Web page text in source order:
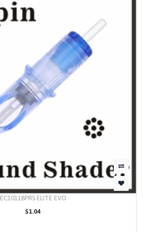
EC1011BPRS ELITE EVO
$1.04